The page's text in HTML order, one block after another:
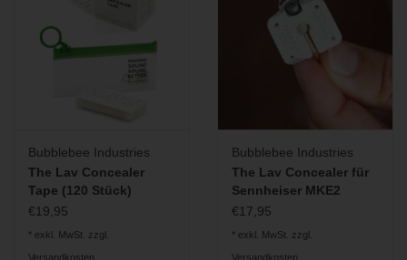
Bubblebee Industries
The Lav Concealer
Tape (120 Stück)
€19,95
* exkl. MwSt. zzgl.
Versandkosten
Bubblebee Industries
The Lav Concealer für
Sennheiser MKE2
€17,95
* exkl. MwSt. zzgl.
Versandkosten